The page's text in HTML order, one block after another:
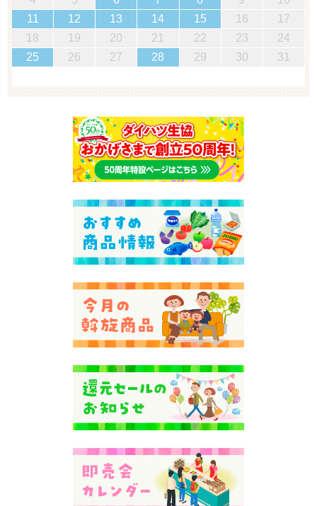
11
12 13 14 15 16
17
18
19 20 21 22 23
24
25
26 27 28 29 30 31